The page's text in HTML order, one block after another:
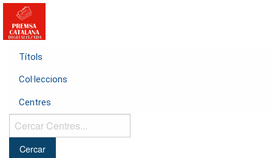
Títols
Col·leccions
Centres
Cercar
Centres...